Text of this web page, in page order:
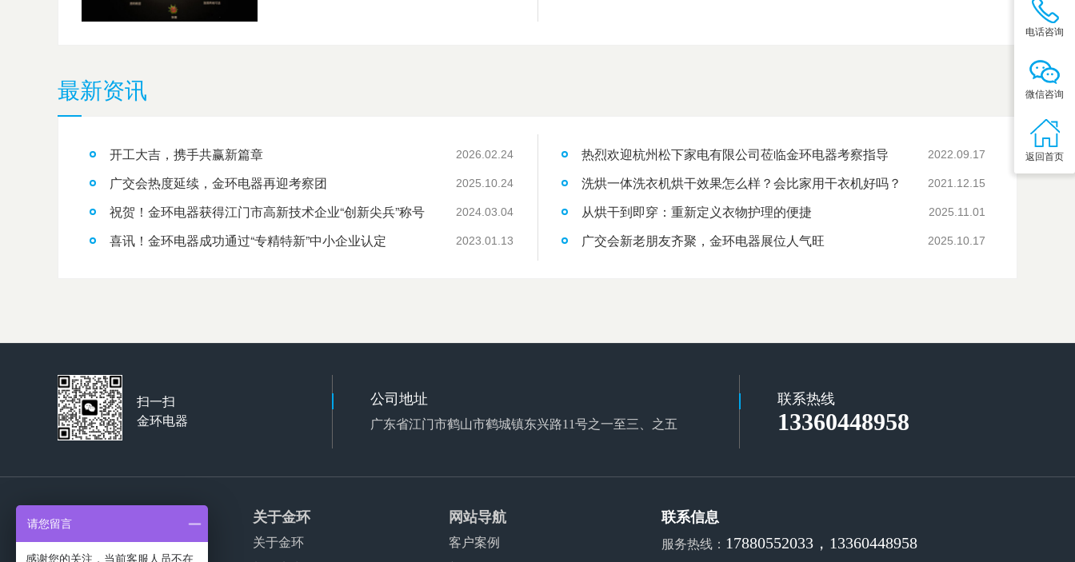
最新资讯
开工大吉，携手共赢新篇章 2026.02.24
广交会热度延续，金环电器再迎考察团 2025.10.24
祝贺！金环电器获得江门市高新技术企业“创新尖兵”称号 2024.03.04
喜讯！金环电器成功通过“专精特新”中小企业认定 2023.01.13
热烈欢迎杭州松下家电有限公司莅临金环电器考察指导 2022.09.17
洗烘一体洗衣机烘干效果怎么样？会比家用干衣机好吗？ 2021.12.15
从烘干到即穿：重新定义衣物护理的便捷 2025.11.01
广交会新老朋友齐聚，金环电器展位人气旺 2025.10.17
扫一扫
金环电器
公司地址
广东省江门市鹤山市鹤城镇东兴路11号之一至三、之五
联系热线
13360448958
产品服务
家用干衣机代工
关于金环
关于金环
网站导航
客户案例
联系信息
服务热线： 17880552033，13360448958
电话咨询
微信咨询
返回首页
请您留言
感谢您的关注，当前客服人员不在